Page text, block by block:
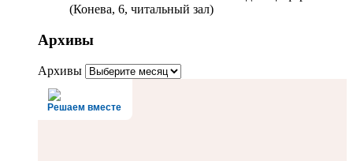
(Конева, 6, читальный зал)
Архивы
Архивы
Решаем вместе